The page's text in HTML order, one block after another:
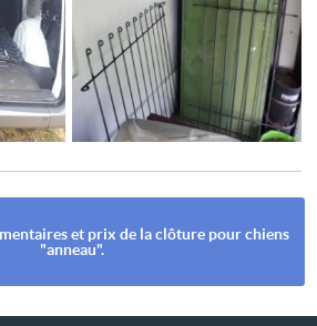
et prix de la clôture pour chiens
"anneau".